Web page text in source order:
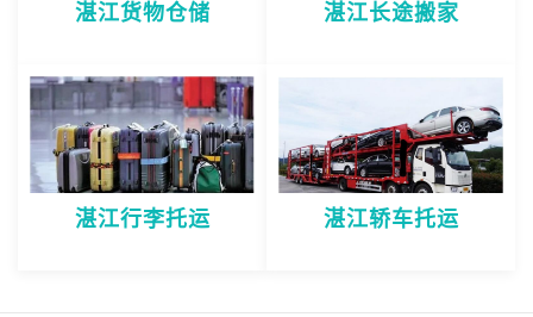
湛江货物仓储 湛江长途搬家
湛江行李托运 湛江轿车托运